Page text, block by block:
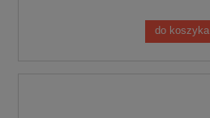
do koszyka